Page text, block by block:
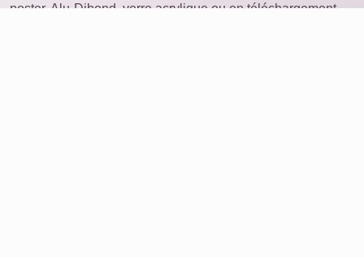
poster, Alu-Dibond, verre acrylique ou en téléchargement.